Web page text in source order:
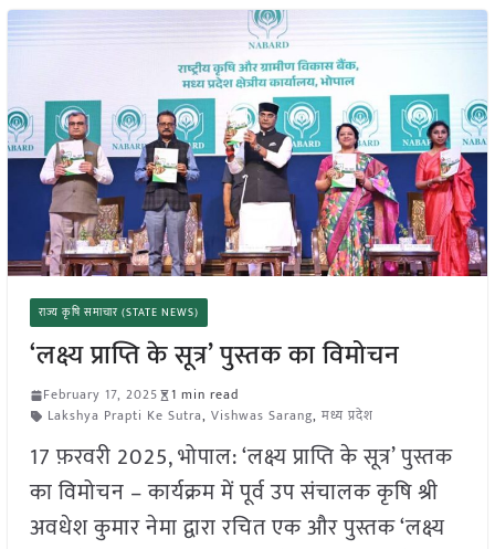
राज्य कृषि समाचार (STATE NEWS)
‘लक्ष्य प्राप्ति के सूत्र’ पुस्तक का विमोचन
February 17, 2025
1 min read
Lakshya Prapti Ke Sutra, Vishwas Sarang, मध्य प्रदेश
17 फ़रवरी 2025, भोपाल: ‘लक्ष्य प्राप्ति के सूत्र’ पुस्तक
का विमोचन – कार्यक्रम में पूर्व उप संचालक कृषि श्री
अवधेश कुमार नेमा द्वारा रचित एक और पुस्तक ‘लक्ष्य